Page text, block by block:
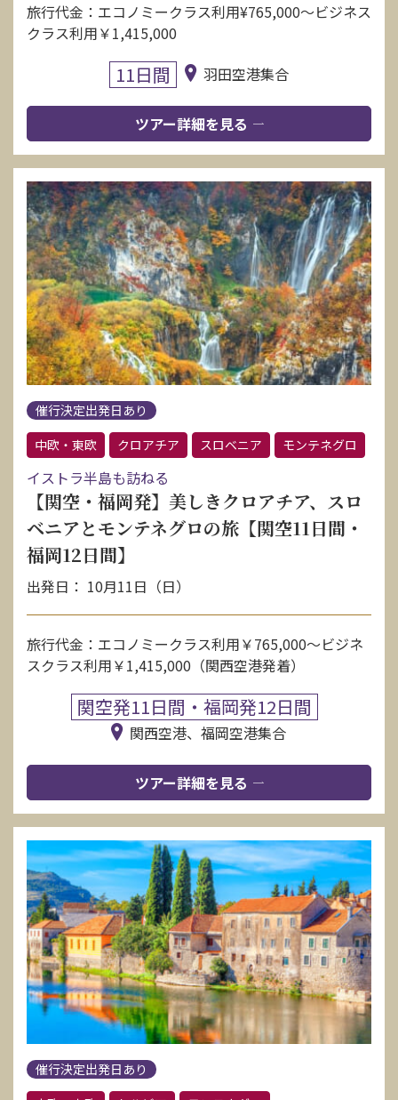
旅行代金：エコノミークラス利用¥765,000〜ビジネス
クラス利用￥1,415,000
11日間 羽田空港集合
ツアー詳細を見る
催行決定出発日あり
中欧・東欧
クロアチア スロベニア モンテネグロ
イストラ半島も訪ねる
【関空・福岡発】美しきクロアチア、スロ
ベニアとモンテネグロの旅【関空11日間・
福岡12日間】
出発日： 10月11日（日）
旅行代金：エコノミークラス利用￥765,000〜ビジネ
スクラス利用￥1,415,000（関西空港発着）
関空発11日間・福岡発12日間
関西空港、福岡空港集合
ツアー詳細を見る
催行決定出発日あり